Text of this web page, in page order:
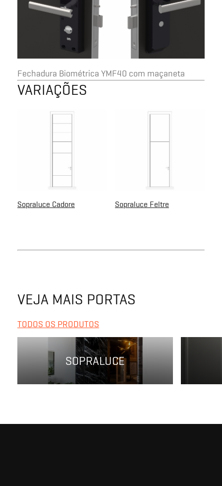
Fechadura Biométrica YMF40 com maçaneta
VARIAÇÕES
Sopraluce Cadore Sopraluce Feltre
VEJA MAIS PORTAS
TODOS OS PRODUTOS
SOPRALUCE